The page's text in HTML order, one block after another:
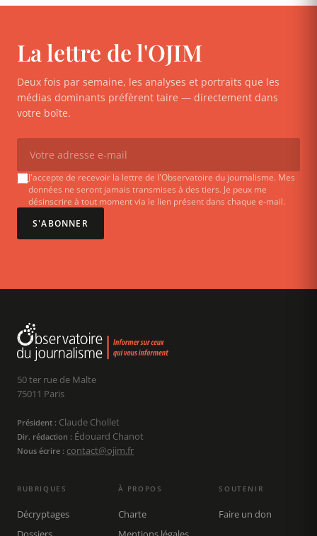
La lettre de l'OJIM
Deux fois par semaine, les analyses et portraits que les
médias dominants préfèrent taire — directement dans
votre boîte.
J'accepte de recevoir la lettre de l'Observatoire du journalisme. Mes
données ne seront jamais transmises à des tiers. Je peux me
désinscrire à tout moment via le lien présent dans chaque e-mail.
S'ABONNER
50 ter rue de Malte
75011 Paris
Président : Claude Chollet
Dir. rédaction : Édouard Chanot
Nous écrire : contact@ojim.fr
RUBRIQUES
Décryptages
À PROPOS
Charte
SOUTENIR
Faire un don